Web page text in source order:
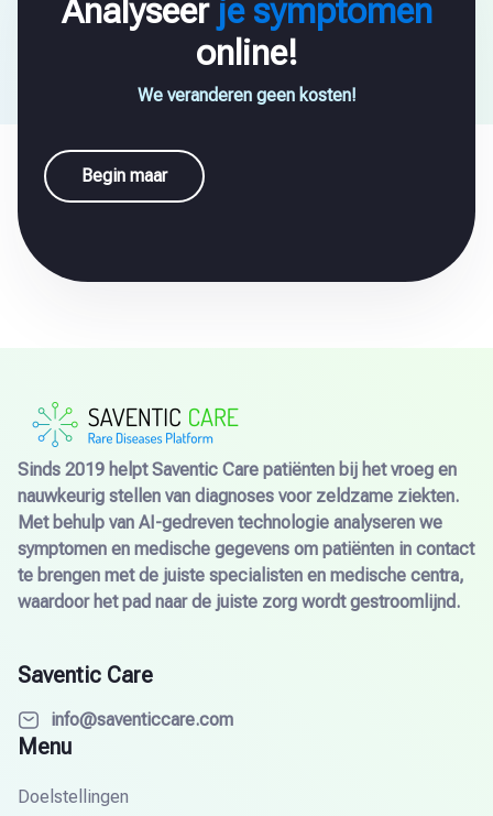
Analyseer je symptomen
online!
We veranderen geen kosten!
Begin maar
Sinds 2019 helpt Saventic Care patiënten bij het vroeg en
nauwkeurig stellen van diagnoses voor zeldzame ziekten.
Met behulp van AI-gedreven technologie analyseren we
symptomen en medische gegevens om patiënten in contact
te brengen met de juiste specialisten en medische centra,
waardoor het pad naar de juiste zorg wordt gestroomlijnd.
Saventic Care
info@saventiccare.com
Menu
Doelstellingen